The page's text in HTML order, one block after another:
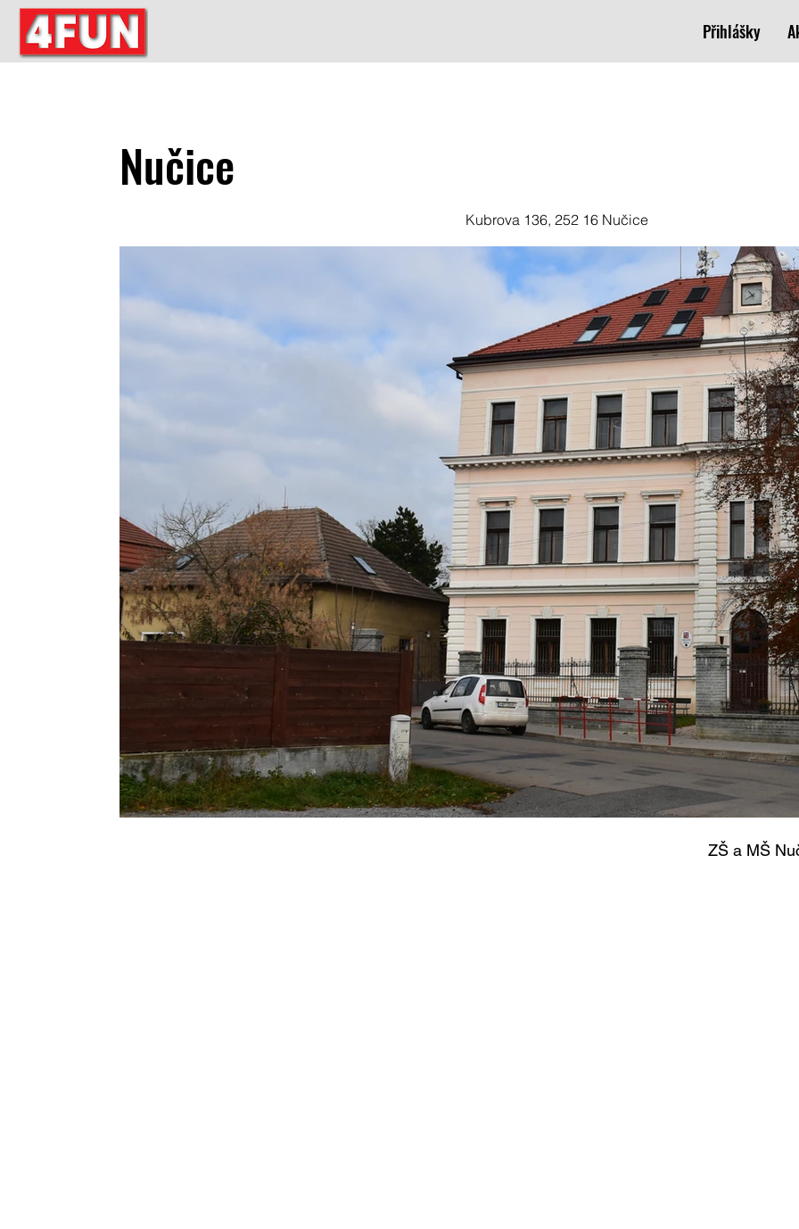
Přihlášky
Nučice
Kubrova 136, 252 16 Nučice
ZŠ a MŠ